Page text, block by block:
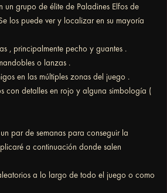
un grupo de élite de Paladines Elfos de
los puede ver y localizar en su mayoría
, principalmente pecho y guantes .
o lanzas .
en las múltiples zonas del juego .
con detalles en rojo y alguna simbología (
par de semanas para conseguir la
a continuación donde salen
a lo largo de todo el juego o como